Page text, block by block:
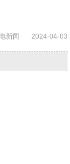
新闻 2024-04-03